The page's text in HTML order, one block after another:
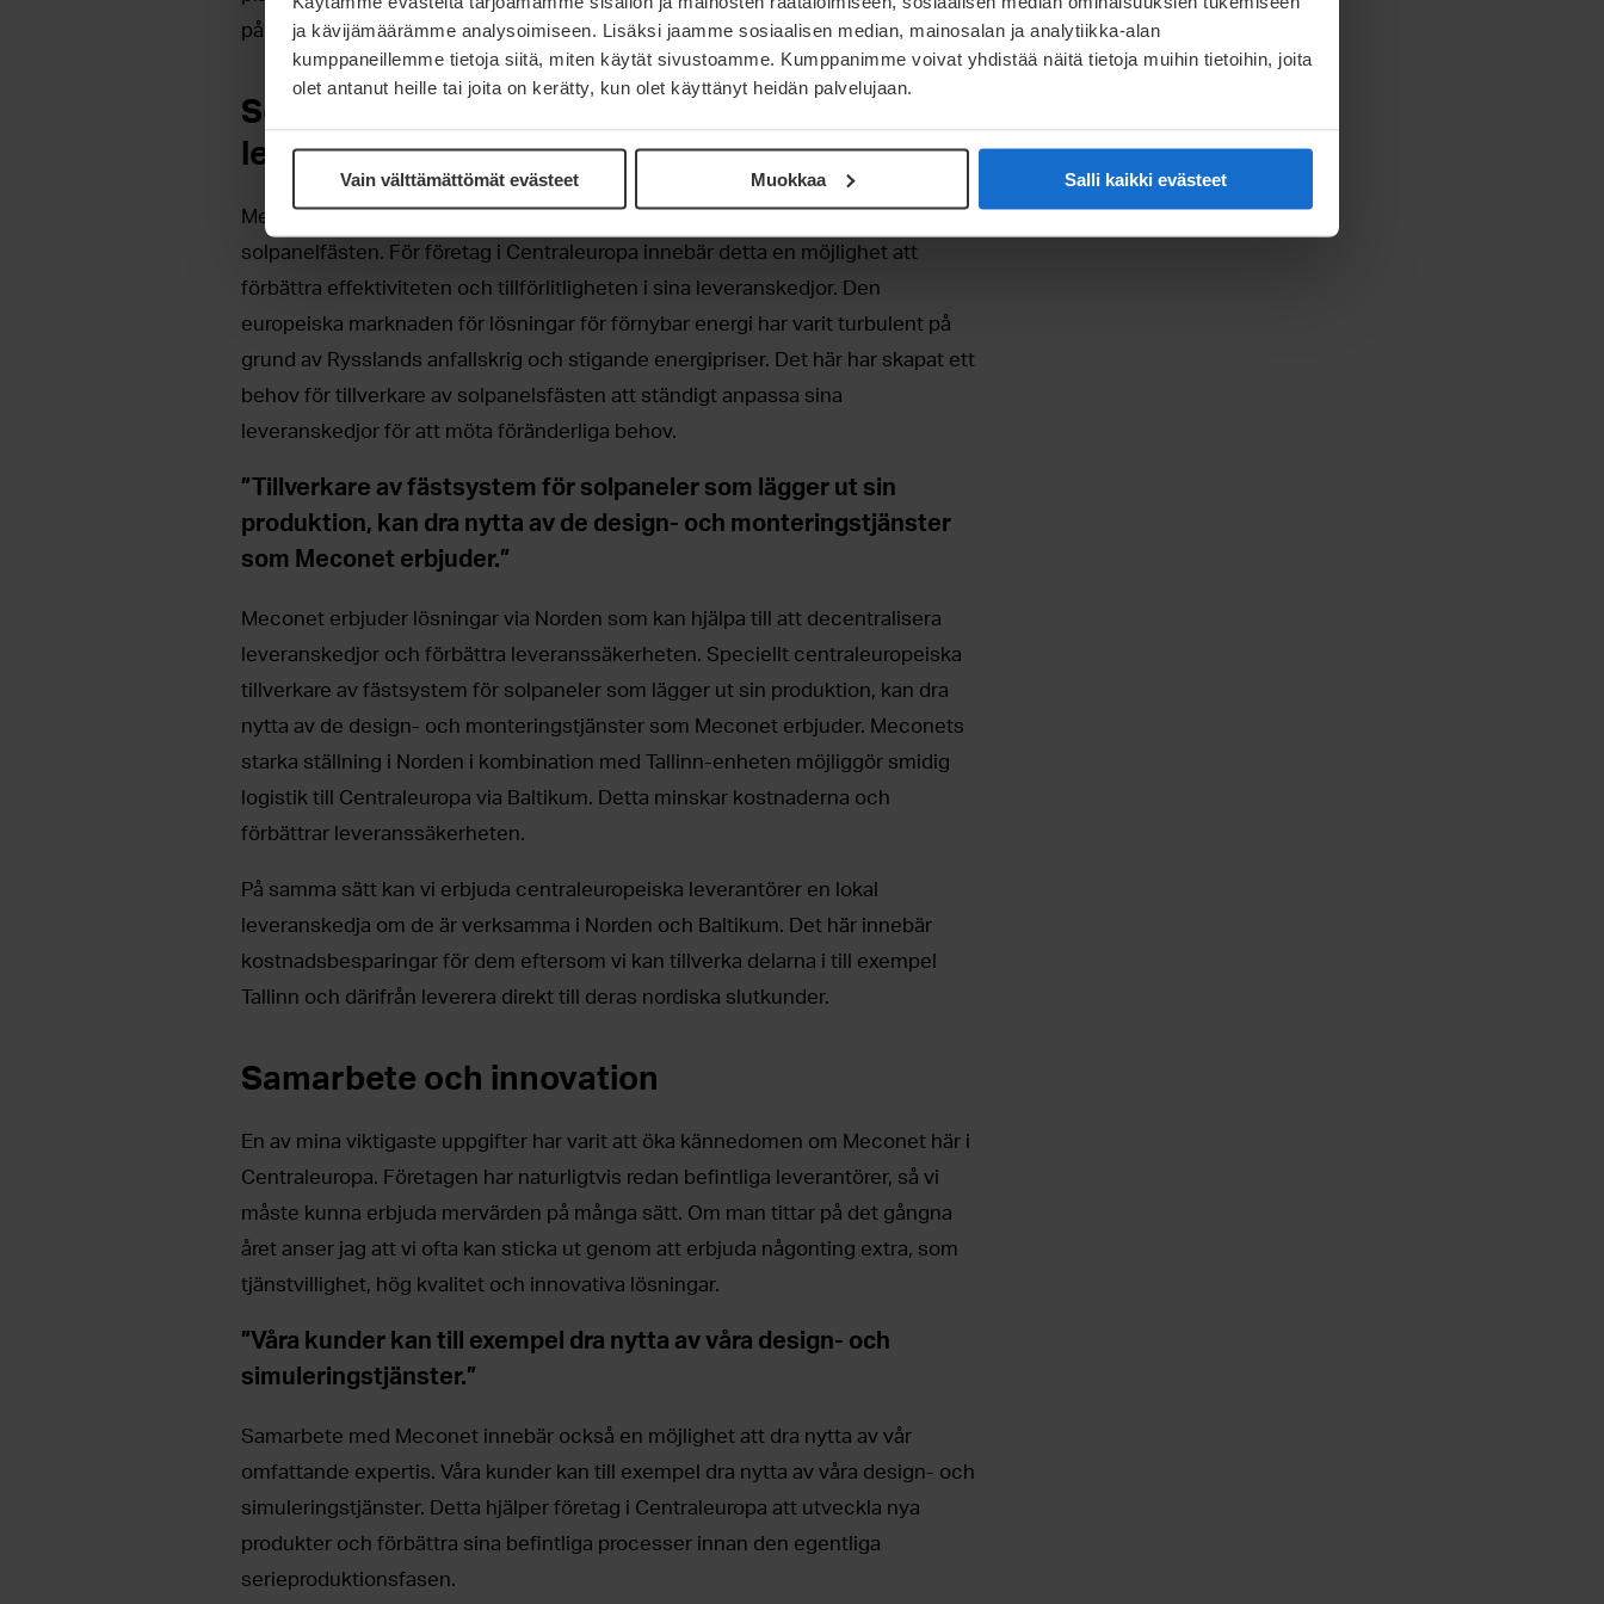
ja kävijämäärämme analysoimiseen. Lisäksi jaamme sosiaalisen median, mainosalan ja analytiikka-alan
kumppaneillemme tietoja siitä, miten käytät sivustoamme. Kumppanimme voivat yhdistää näitä tietoja muihin tietoihin, joita
olet antanut heille tai joita on kerätty, kun olet käyttänyt heidän palvelujaan.
Vain välttämättömät evästeet Muokkaa Salli kaikki evästeet
på global nivå.
Solpanelfästen – lösningar för komplexa
leveranskedjor
Meconet har letat aktivt efter samarbetspartner för tillverkning av
solpanelfästen. För företag i Centraleuropa innebär detta en möjlighet att
förbättra effektiviteten och tillförlitligheten i sina leveranskedjor. Den
europeiska marknaden för lösningar för förnybar energi har varit turbulent på
grund av Rysslands anfallskrig och stigande energipriser. Det här har skapat ett
behov för tillverkare av solpanelsfästen att ständigt anpassa sina
leveranskedjor för att möta föränderliga behov.
”Tillverkare av fästsystem för solpaneler som lägger ut sin
produktion, kan dra nytta av de design- och monteringstjänster
som Meconet erbjuder.”
Meconet erbjuder lösningar via Norden som kan hjälpa till att decentralisera
leveranskedjor och förbättra leveranssäkerheten. Speciellt centraleuropeiska
tillverkare av fästsystem för solpaneler som lägger ut sin produktion, kan dra
nytta av de design- och monteringstjänster som Meconet erbjuder. Meconets
starka ställning i Norden i kombination med Tallinn-enheten möjliggör smidig
logistik till Centraleuropa via Baltikum. Detta minskar kostnaderna och
förbättrar leveranssäkerheten.
På samma sätt kan vi erbjuda centraleuropeiska leverantörer en lokal
leveranskedja om de är verksamma i Norden och Baltikum. Det här innebär
kostnadsbesparingar för dem eftersom vi kan tillverka delarna i till exempel
Tallinn och därifrån leverera direkt till deras nordiska slutkunder.
Samarbete och innovation
En av mina viktigaste uppgifter har varit att öka kännedomen om Meconet här i
Centraleuropa. Företagen har naturligtvis redan befintliga leverantörer, så vi
måste kunna erbjuda mervärden på många sätt. Om man tittar på det gångna
året anser jag att vi ofta kan sticka ut genom att erbjuda någonting extra, som
tjänstvillighet, hög kvalitet och innovativa lösningar.
”Våra kunder kan till exempel dra nytta av våra design- och
simuleringstjänster.”
Samarbete med Meconet innebär också en möjlighet att dra nytta av vår
omfattande expertis. Våra kunder kan till exempel dra nytta av våra design- och
simuleringstjänster. Detta hjälper företag i Centraleuropa att utveckla nya
produkter och förbättra sina befintliga processer innan den egentliga
serieproduktionsfasen.